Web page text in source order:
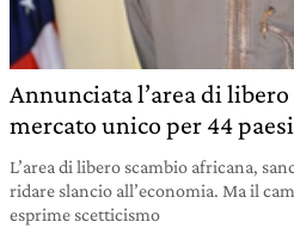
Annunciata l’area di
mercato unico per 44 paesi
L’area di libero scambio africana,
ridare slancio all’economia. Ma il
esprime scetticismo